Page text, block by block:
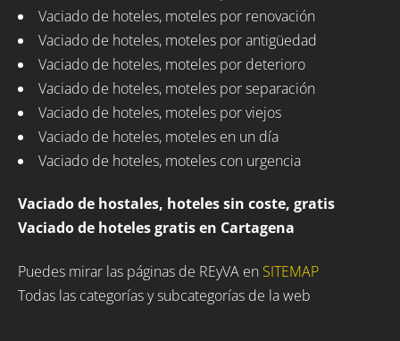
Vaciado de hoteles, moteles por renovación
Vaciado de hoteles, moteles por antigüedad
Vaciado de hoteles, moteles por deterioro
Vaciado de hoteles, moteles por separación
Vaciado de hoteles, moteles por viejos
Vaciado de hoteles, moteles en un día
Vaciado de hoteles, moteles con urgencia
Vaciado de hostales, hoteles sin coste, gratis
Vaciado de hoteles gratis en Cartagena
Puedes mirar las páginas de REyVA en SITEMAP
Todas las categorías y subcategorías de la web